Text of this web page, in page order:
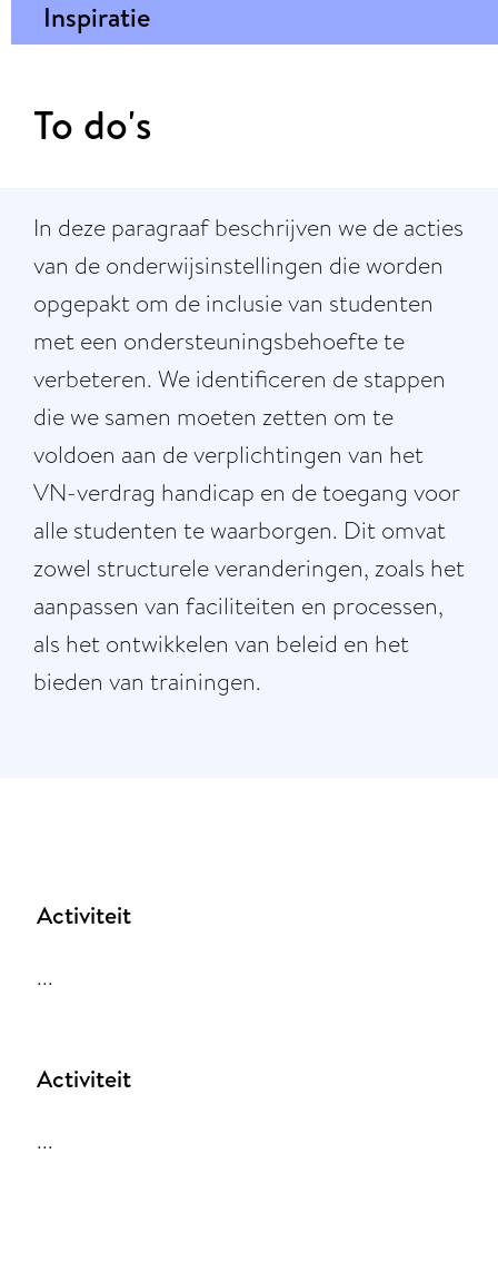
In deze paragraaf beschrijven we de acties
van de onderwijsinstellingen die worden
opgepakt om de inclusie van studenten
met een ondersteuningsbehoefte te
verbeteren. We identificeren de stappen
die we samen moeten zetten om te
voldoen aan de verplichtingen van het
VN-verdrag handicap en de toegang voor
alle studenten te waarborgen. Dit omvat
zowel structurele veranderingen, zoals het
aanpassen van faciliteiten en processen,
als het ontwikkelen van beleid en het
bieden van trainingen.
Inspiratie
To do's
Activiteit
...
Activiteit
...